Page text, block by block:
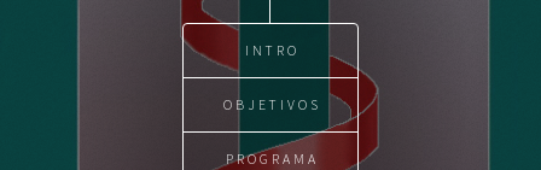
INTRO
OBJETIVOS
PROGRAMA